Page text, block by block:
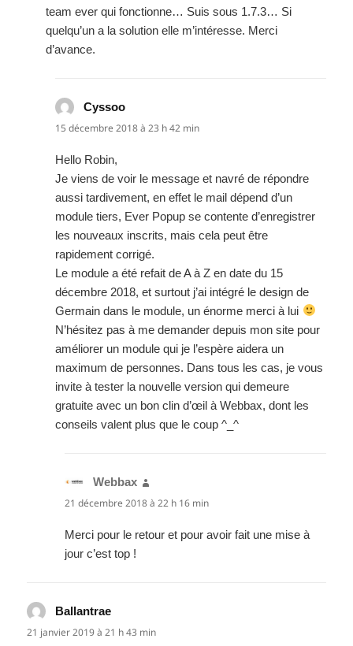
team ever qui fonctionne… Suis sous 1.7.3… Si
quelqu’un a la solution elle m’intéresse. Merci
d’avance.
Cyssoo
15 décembre 2018 à 23 h 42 min
Hello Robin,
Je viens de voir le message et navré de répondre
aussi tardivement, en effet le mail dépend d’un
module tiers, Ever Popup se contente d’enregistrer
les nouveaux inscrits, mais cela peut être
rapidement corrigé.
Le module a été refait de A à Z en date du 15
décembre 2018, et surtout j’ai intégré le design de
Germain dans le module, un énorme merci à lui
N’hésitez pas à me demander depuis mon site pour
améliorer un module qui je l’espère aidera un
maximum de personnes. Dans tous les cas, je vous
invite à tester la nouvelle version qui demeure
gratuite avec un bon clin d’œil à Webbax, dont les
conseils valent plus que le coup ^_^
Webbax
21 décembre 2018 à 22 h 16 min
Merci pour le retour et pour avoir fait une mise à
jour c’est top !
Ballantrae
21 janvier 2019 à 21 h 43 min